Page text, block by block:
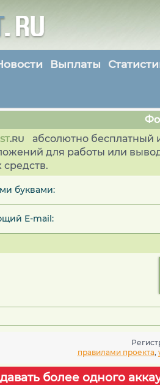
Выплаты
.RU
абсолютно бесплатный
для работы или
средств.
буквами:
E-mail:
правилами проекта,
более одного